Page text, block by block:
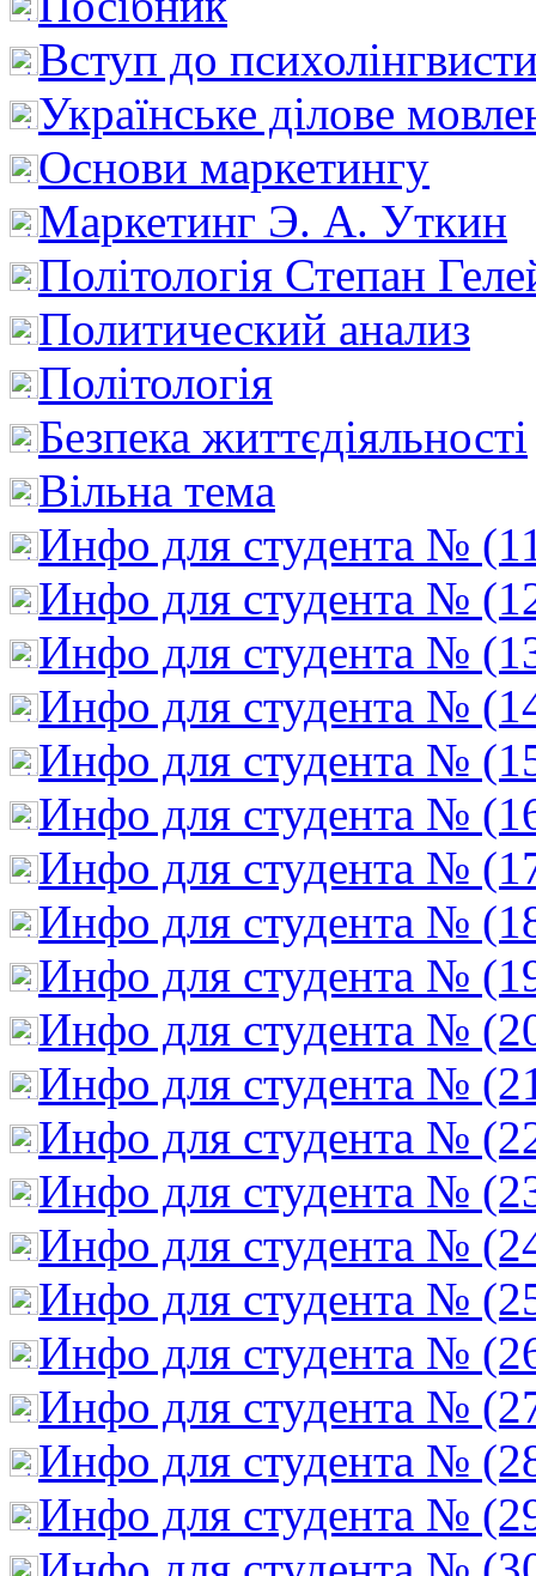
Вступ до
Українське ділове
Основи маркетингу
Маркетинг Э. А. Уткин
Політологія Степан
Политический анализ
Політологія
Безпека життєдіяльності
Вільна тема
Инфо для студента №
Инфо для студента №
Инфо для студента №
Инфо для студента №
Инфо для студента №
Инфо для студента №
Инфо для студента №
Инфо для студента №
Инфо для студента №
Инфо для студента №
Инфо для студента №
Инфо для студента №
Инфо для студента №
Инфо для студента №
Инфо для студента №
Инфо для студента №
Инфо для студента №
Инфо для студента №
Инфо для студента №